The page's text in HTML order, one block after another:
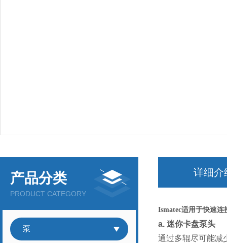
产品分类
PRODUCT CATEGORY
泵
详细介
Ismatec适用于快速连
a. 迷你卡盘泵头
通过多辊尽可能减